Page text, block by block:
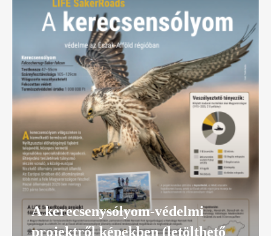
A kerecsenysólyom-védelmi
projektről képekben (letölthető